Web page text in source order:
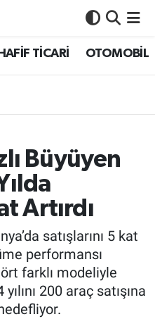
HAFİF TİCARİ OTOMOBİL
Büyüyen
Artırdı
satışlarını 5 kat
performansı
farklı modeliyle
200 araç satışına